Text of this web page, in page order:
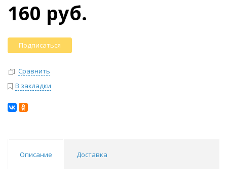
160 руб.
Подписаться
Сравнить
В закладки
Описание Доставка